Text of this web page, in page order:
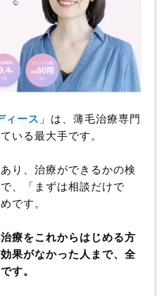
ィース 」は、薄毛治療専門
いる最大手です。
り、治療ができるかの検
、「まずは相談だけで
です。
療をこれからはじめる方
果がなかった人まで、全
す。